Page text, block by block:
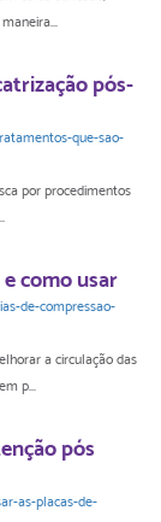
pós-
que-sao-
por procedimentos
como usar
de-compressao-
a circulação das
p...
pós
as-placas-de-